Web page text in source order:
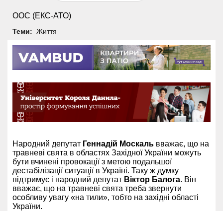
ООС (ЕКС-АТО)
Теми: Життя
Народний депутат Геннадій Москаль вважає, що на
травневі свята в областях Західної України можуть
бути вчинені провокації з метою подальшої
дестабілізації ситуації в Україні. Таку ж думку
підтримує і народний депутат Віктор Балога. Він
вважає, що на травневі свята треба звернути
особливу увагу «на тили», тобто на західні області
України.